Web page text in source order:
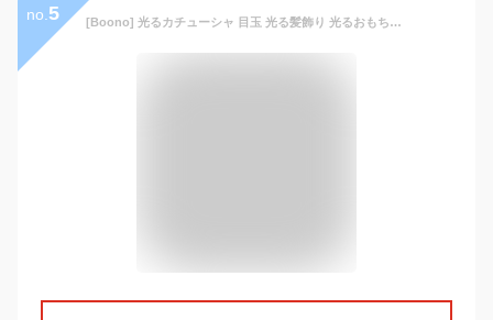
no. 5 [Boono] 光るカチューシャ 目玉 光る髪飾り 光るおもちゃ 夏祭り ハロウィン 景品 電池式 (赤・青・黄色・ピンクの４色４個セット)